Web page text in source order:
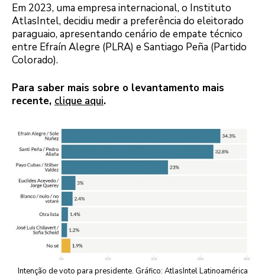
Em 2023, uma empresa internacional, o Instituto
AtlasIntel, decidiu medir a preferência do eleitorado
paraguaio, apresentando cenário de empate técnico
entre Efraín Alegre (PLRA) e Santiago Peña (Partido
Colorado).
Para saber mais sobre o levantamento mais
recente, clique aqui.
Intenção de voto para presidente. Gráfico: AtlasIntel Latinoamérica